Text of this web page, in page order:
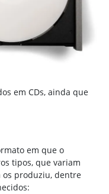
em CDs, ainda que
em que o
tipos, que variam
os produziu, dentre